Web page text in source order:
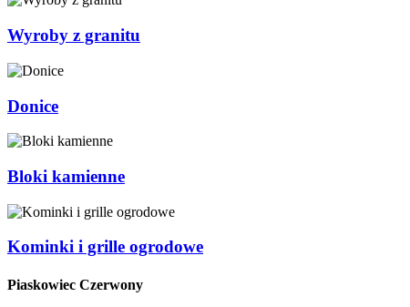
Wyroby z granitu
Donice
Bloki kamienne
Kominki i grille ogrodowe
Piaskowiec Czerwony